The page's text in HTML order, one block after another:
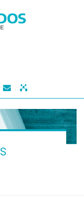
 